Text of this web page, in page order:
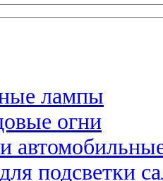
лампы
огни
подсветки